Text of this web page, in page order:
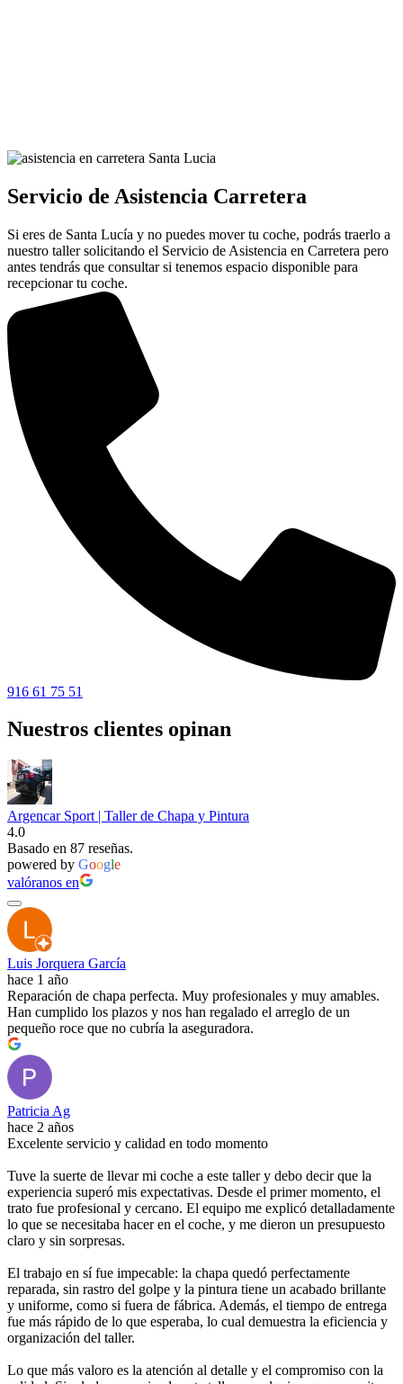
Servicio de Asistencia Carretera
Si eres de Santa Lucía y no puedes mover tu coche, podrás traerlo a
nuestro taller solicitando el Servicio de Asistencia en Carretera pero
antes tendrás que consultar si tenemos espacio disponible para
recepcionar tu coche.
916 61 75 51
Nuestros clientes opinan
Argencar Sport | Taller de Chapa y Pintura
4.0
Basado en 87 reseñas.
powered by Google
valóranos en
Luis Jorquera García
hace 1 año
Reparación de chapa perfecta. Muy profesionales y muy amables.
Han cumplido los plazos y nos han regalado el arreglo de un
pequeño roce que no cubría la aseguradora.
Patricia Ag
hace 2 años
Excelente servicio y calidad en todo momento
Tuve la suerte de llevar mi coche a este taller y debo decir que la
experiencia superó mis expectativas. Desde el primer momento, el
trato fue profesional y cercano. El equipo me explicó detalladamente
lo que se necesitaba hacer en el coche, y me dieron un presupuesto
claro y sin sorpresas.
El trabajo en sí fue impecable: la chapa quedó perfectamente
reparada, sin rastro del golpe y la pintura tiene un acabado brillante
y uniforme, como si fuera de fábrica. Además, el tiempo de entrega
fue más rápido de lo que esperaba, lo cual demuestra la eficiencia y
organización del taller.
Lo que más valoro es la atención al detalle y el compromiso con la